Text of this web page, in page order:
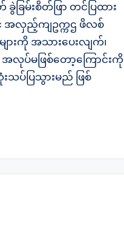
ခြမ်းစိတ်ဖြာ တင်ပြထား
င့် အလှည့်ကျဥက္ကဌ ဖိလစ်
းကို အသားပေးလျက်၊
မဖြစ်တော့ကြောင်းကို
ပ်ပြသွားမည် ဖြစ်